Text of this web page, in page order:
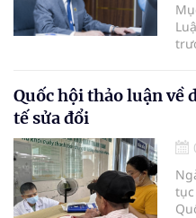
với
Quốc hội thảo luận về
tế sửa đổi